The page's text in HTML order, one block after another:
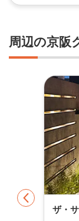
周辺の京阪
ザ・